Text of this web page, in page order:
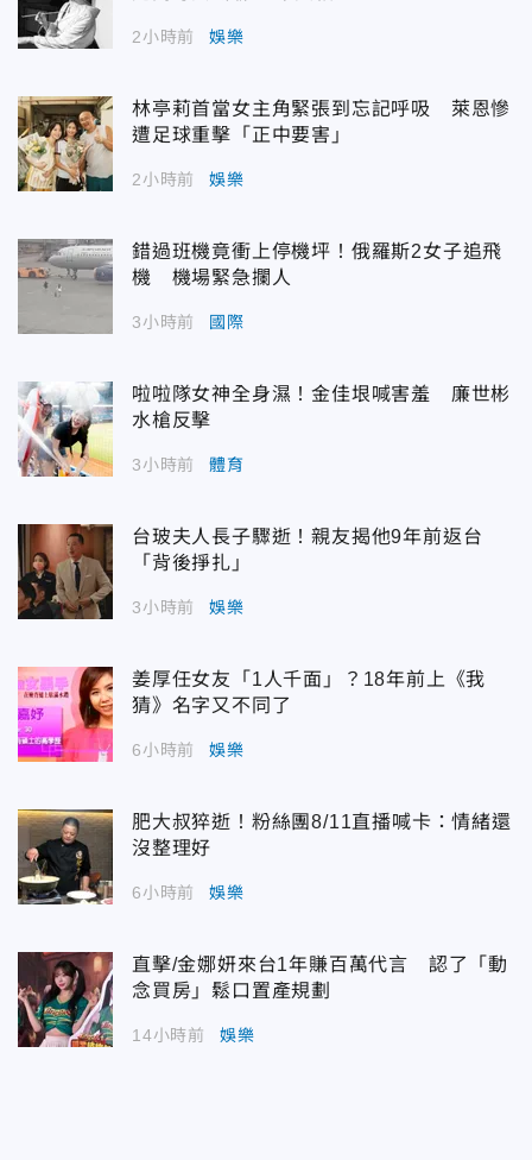
2小時前 娛樂
林亭莉首當女主角緊張到忘記呼吸 萊恩慘
遭足球重擊「正中要害」
2小時前 娛樂
錯過班機竟衝上停機坪！俄羅斯2女子追飛
機 機場緊急攔人
3小時前 國際
啦啦隊女神全身濕！金佳垠喊害羞 廉世彬
水槍反擊
3小時前 體育
台玻夫人長子驟逝！親友揭他9年前返台
「背後掙扎」
3小時前 娛樂
姜厚任女友「1人千面」？18年前上《我
猜》名字又不同了
6小時前 娛樂
肥大叔猝逝！粉絲團8/11直播喊卡：情緒還
沒整理好
6小時前 娛樂
直擊/金娜妍來台1年賺百萬代言 認了「動
念買房」鬆口置產規劃
14小時前 娛樂